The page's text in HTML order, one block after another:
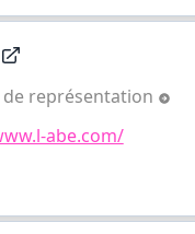
de représentation
abe.com/